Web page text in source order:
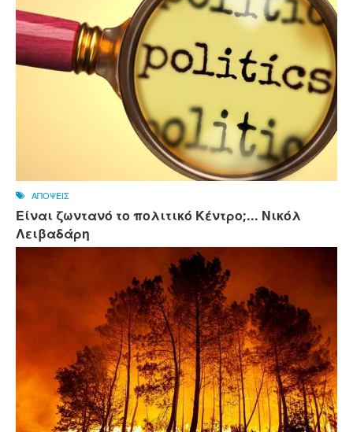
ΑΠΟΨΕΙΣ
Είναι ζωντανό το πολιτικό Κέντρο;... Νικόλ
Λειβαδάρη